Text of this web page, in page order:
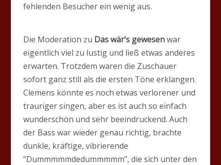
fehlenden Besucher ein wenig aus.
Die Moderation zu Das wär’s gewesenwar
eigentlich viel zu lustig und ließ etwas anderes
erwarten. Trotzdem waren die Zuschauer
sofort ganz still als die ersten Töne erklangen.
Clemens könnte es noch etwas verlorener und
trauriger singen, aber es ist auch so einfach
wunderschön und sehr beeindruckend. Auch
der Bass war wieder genau richtig, brachte
dunkle, kräftige, vibrierende
“Dummmmmdedummmmm”, die sich unter den